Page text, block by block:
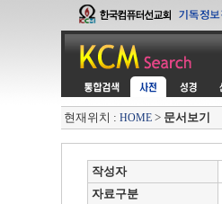
현재위치 : HOME> 문서보기
작성자
자료구분